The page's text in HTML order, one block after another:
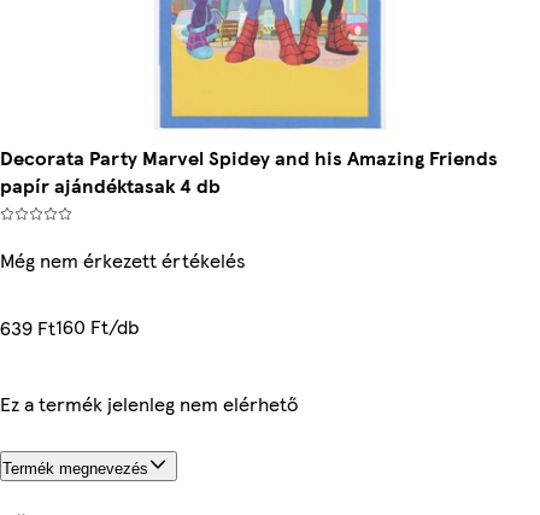
Decorata Party Marvel Spidey and his Amazing Friends
papír ajándéktasak 4 db
Még nem érkezett értékelés
639 Ft160 Ft/db
Ez a termék jelenleg nem elérhető
Termék megnevezés